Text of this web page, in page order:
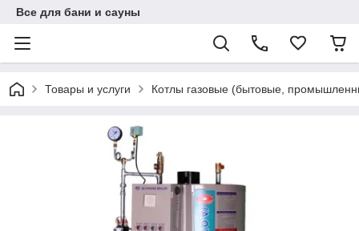
Все для бани и сауны
Товары и услуги Котлы газовые (бытовые,